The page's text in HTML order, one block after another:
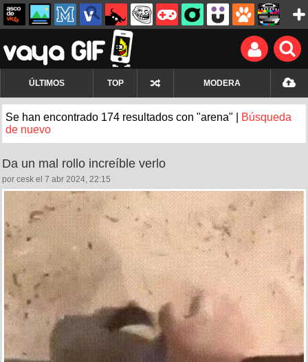
ÚLTIMOS TOP MODERA
Se han encontrado 174 resultados con "arena" |
Búsqueda
de nuevo
Da un mal rollo increíble verlo
por cesk el 7 abr 2024, 22:15